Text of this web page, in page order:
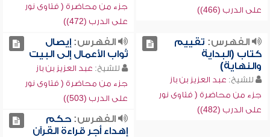
على الدرب (466))
جزء من محاضرة ( فتاوى نور
على الدرب (472))
الفهرس: تقييم
كتاب (البداية
والنهاية)
للشيخ: عبد العزيز بن باز
جزء من محاضرة ( فتاوى نور
على الدرب (482))
الفهرس:إيصال
ثواب الأعمال إلى البيت
للشيخ: عبد العزيز بن باز
جزء من محاضرة ( فتاوى نور
على الدرب (503))
الفهرس:حكم
إهداء أجر قراءة القرآن